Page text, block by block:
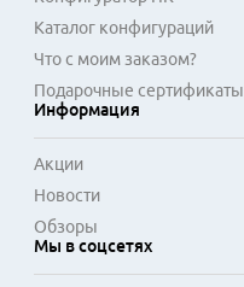
Каталог конфигураций
Что с моим заказом?
Подарочные сертификаты
Информация
Акции
Новости
Обзоры
Мы в соцсетях